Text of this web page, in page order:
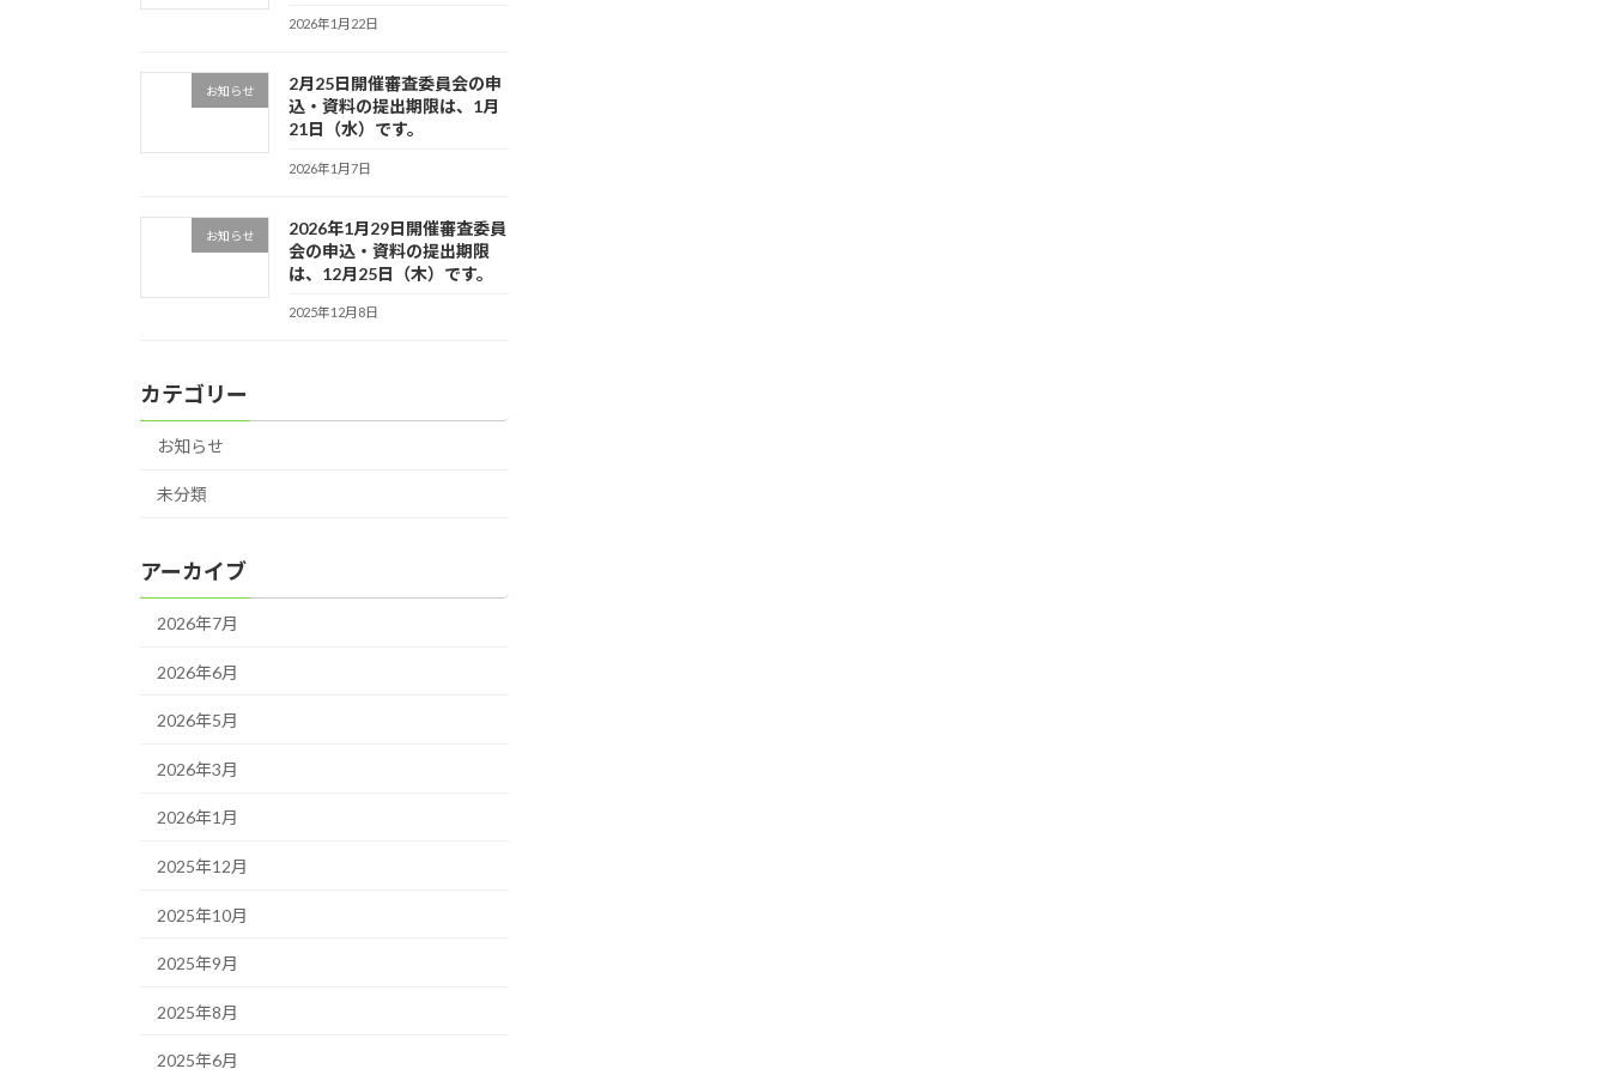
2026年1月22日
お知らせ
2月25日開催審査委員会の申
込・資料の提出期限は、1月
21日（水）です。
2026年1月7日
お知らせ
2026年1月29日開催審査委員
会の申込・資料の提出期限
は、12月25日（木）です。
2025年12月8日
カテゴリー
お知らせ
未分類
アーカイブ
2026年7月
2026年6月
2026年5月
2026年3月
2026年1月
2025年12月
2025年10月
2025年9月
2025年8月
2025年6月